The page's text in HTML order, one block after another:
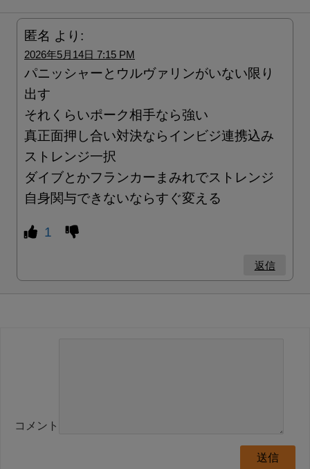
匿名 より:
2026年5月14日 7:15 PM
パニッシャーとウルヴァリンがいない限り
出す
それくらいポーク相手なら強い
真正面押し合い対決ならインビジ連携込み
ストレンジ一択
ダイブとかフランカーまみれでストレンジ
自身関与できないならすぐ変える
1
返信
コメント